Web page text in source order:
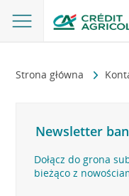
Strona główna
Newsletter
Dołącz do grona
bieżąco z